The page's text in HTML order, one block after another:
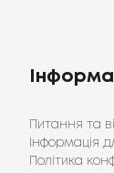
Питання та
Інформація
Політика